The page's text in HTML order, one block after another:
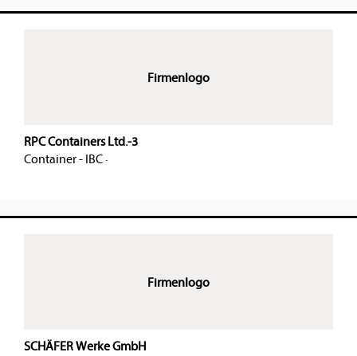
Firmenlogo
RPC Containers Ltd.-3
Container - IBC·
Firmenlogo
SCHÄFER Werke GmbH